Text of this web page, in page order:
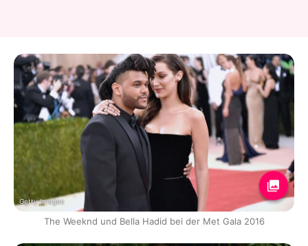
Getty Images
The Weeknd und Bella Hadid bei der Met Gala 2016